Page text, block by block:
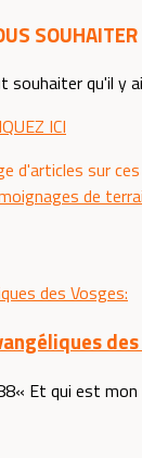
SOUHAITER
souhaiter qu'il y
ICI
d'articles sur
de
des
Et qui est